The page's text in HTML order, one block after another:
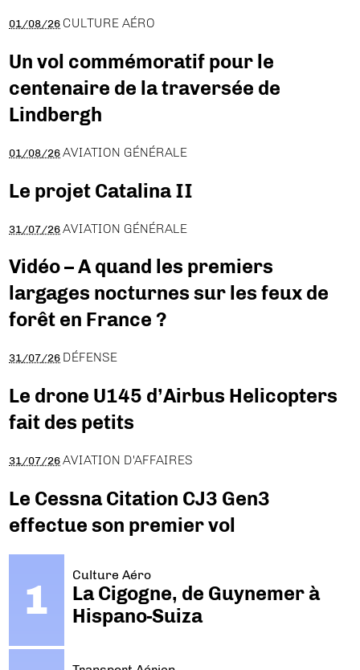
01/08/26 CULTURE AÉRO
Un vol commémoratif pour le
centenaire de la traversée de
Lindbergh
01/08/26 AVIATION GÉNÉRALE
Le projet Catalina II
31/07/26 AVIATION GÉNÉRALE
Vidéo – A quand les premiers
largages nocturnes sur les feux de
forêt en France ?
31/07/26 DÉFENSE
Le drone U145 d’Airbus Helicopters
fait des petits
31/07/26 AVIATION D'AFFAIRES
Le Cessna Citation CJ3 Gen3
effectue son premier vol
Culture Aéro
La Cigogne, de Guynemer à
Hispano-Suiza